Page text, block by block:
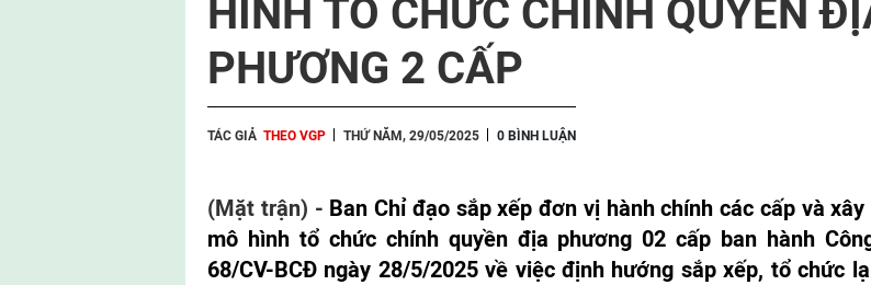
HÌNH TỔ CHỨC CHÍNH QUYỀN
PHƯƠNG 2 CẤP
TÁC GIẢ THEO VGP THỨ NĂM, 29/05/2025 0 BÌNH LUẬN
(Mặt trận) - Ban Chỉ đạo sắp xếp đơn vị hành chính các cấp và xây
mô hình tổ chức chính quyền địa phương 02 cấp ban hành
68/CV-BCĐ ngày 28/5/2025 về việc định hướng sắp xếp, tổ chức